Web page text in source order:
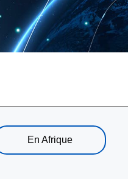
En Afrique